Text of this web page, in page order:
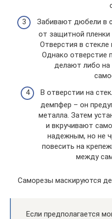
Забивают дюбели в
от защитной пленки
Отверстия в стекле
Однако отверстие
делают либо на
В отверстии на
демпфер – он
металла. Затем
и вкручивают
надежным, но не
повесить на
между
Саморезы маскируются
Если предполагается